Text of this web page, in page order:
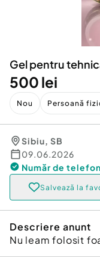
Animale de
Afaceri și
Inchiriere Bunuri
Utilaje agricole si
Piese auto si
Gel pentru
500 lei
Nou Persoană
Sibiu, SB
09.06.2026
Număr de telefon
Salvează la
Descriere anunt
Nu leam folosit